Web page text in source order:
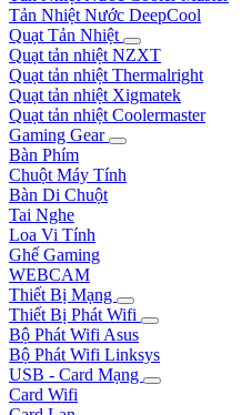
Tản Nhiệt Nước DeepCool
Quạt Tản Nhiệt
Quạt tản nhiệt NZXT
Quạt tản nhiệt Thermalright
Quạt tản nhiệt Xigmatek
Quạt tản nhiệt Coolermaster
Gaming Gear
Bàn Phím
Chuột Máy Tính
Bàn Di Chuột
Tai Nghe
Loa Vi Tính
Ghế Gaming
WEBCAM
Thiết Bị Mạng
Thiết Bị Phát Wifi
Bộ Phát Wifi Asus
Bộ Phát Wifi Linksys
USB - Card Mạng
Card Wifi